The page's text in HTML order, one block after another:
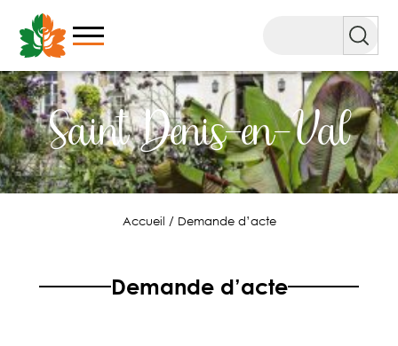
contenu
Saint Denis-en-Val
Accueil / Demande d’acte
Demande d’acte